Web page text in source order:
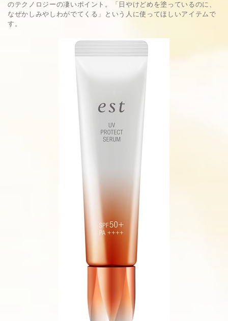
のテクノロジーの凄いポイント。「日やけどめを塗っているのに、
なぜかしみやしわがでてくる」という人に使ってほしいアイテムで
す。